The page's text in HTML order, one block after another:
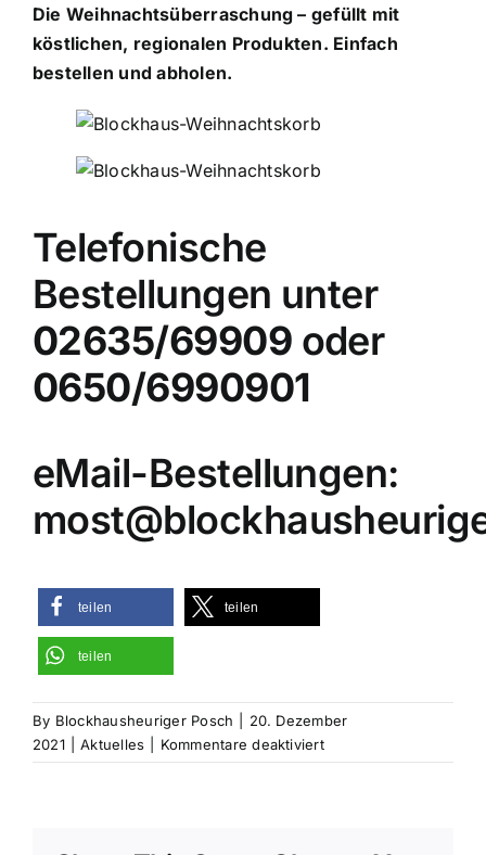
Die Weihnachtsüberraschung – gefüllt mit
köstlichen, regionalen Produkten. Einfach
bestellen und abholen.
Telefonische
Bestellungen unter
02635/69909 oder
0650/6990901
eMail-Bestellungen:
teilen teilen
teilen
By Blockhausheuriger Posch
20. Dezember
2021
Aktuelles Kommentare deaktiviertfür
Blockhaus-